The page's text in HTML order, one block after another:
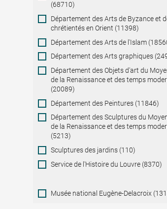
(68710)
Département des Arts de Byzance et
chrétientés en Orient (11398)
Département des Arts de l'Islam
Département des Arts graphiques
Département des Objets d'art du
de la Renaissance et des temps
(20089)
Département des Peintures (11846)
Département des Sculptures du
de la Renaissance et des temps
(5213)
Sculptures des jardins (110)
Service de l'Histoire du Louvre (8370)
Musée national Eugène-Delacroix